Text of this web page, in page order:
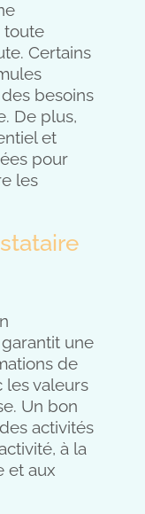
toute
Certains
besoins
De plus,
et
pour
les
une
de
les valeurs
Un bon
activités
à la
et aux